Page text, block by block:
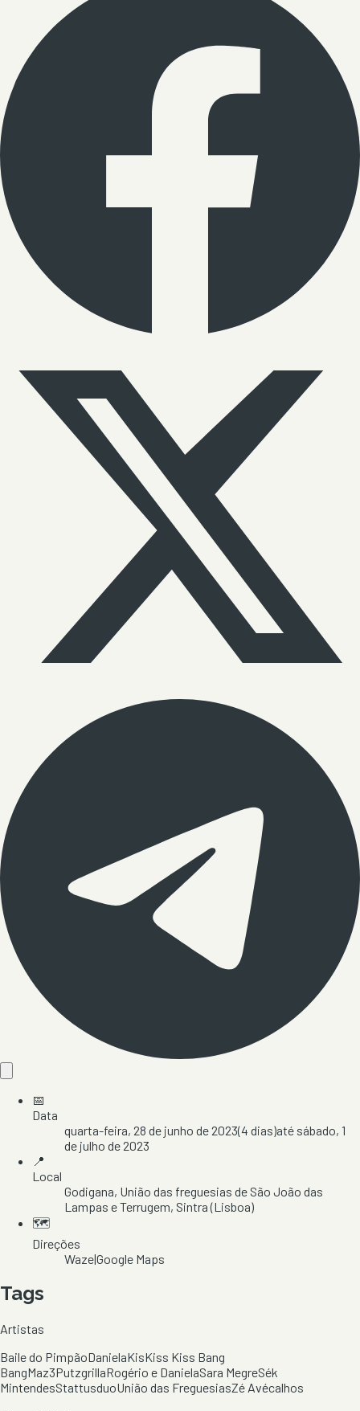
📅
Data
quarta-feira, 28 de junho de 2023(4 dias)até sábado, 1
de julho de 2023
📍
Local
Godigana, União das freguesias de São João das
Lampas e Terrugem, Sintra(Lisboa)
🗺️
Direções
Waze|Google Maps
Tags
Artistas
Baile do PimpãoDanielaKisKiss Kiss Bang
BangMaz3PutzgrillaRogério e DanielaSara MegreSék
MintendesStattusduoUnião das FreguesiasZé Avécalhos